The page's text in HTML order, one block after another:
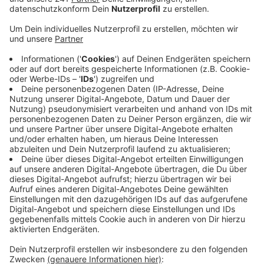
Veröffentlicht:Donnerstag, 13.01.2022 12:50
Anzeige
Grund dafür sei, dass die Standsicherheit der
Holztreppe nicht mehr gegeben ist und dadurch ein
direkter Rettungsweg fehlt. Das haben
Untersuchungen eines Statikers ergeben. Die Stadt
hat den Eingang deswegen zugesperrt und versiegelt.
Die Bewohner sind derweil durch Eigeninitiative
anderweitig untergekommen, sagt die Stadt. Die
Polizei geht nach ersten Ermittlungen von
Brandstiftung aus. Das Feuer war am späten
Montagabend im Treppenhaus ausgebrochen. Zwölf
Menschen wurden dabei verletzt – darunter auch ein